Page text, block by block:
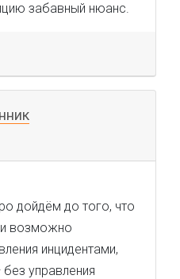
забавный нюанс.
дойдём до того, что
возможно
инцидентами,
управления